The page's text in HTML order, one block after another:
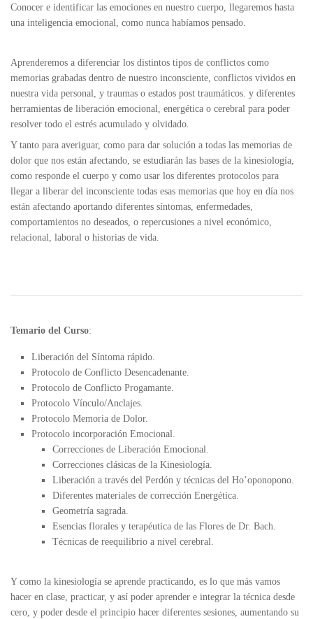
Conocer e identificar las emociones en nuestro cuerpo, llegaremos hasta
una inteligencia emocional, como nunca habíamos pensado.
Aprenderemos a diferenciar los distintos tipos de conflictos como
memorias grabadas dentro de nuestro inconsciente, conflictos vividos en
nuestra vida personal, y traumas o estados post traumáticos. y diferentes
herramientas de liberación emocional, energética o cerebral para poder
resolver todo el estrés acumulado y olvidado.
Y tanto para averiguar, como para dar solución a todas las memorias de
dolor que nos están afectando, se estudiarán las bases de la kinesiología,
como responde el cuerpo y como usar los diferentes protocolos para
llegar a liberar del inconsciente todas esas memorias que hoy en día nos
están afectando aportando diferentes síntomas, enfermedades,
comportamientos no deseados, o repercusiones a nivel económico,
relacional, laboral o historias de vida.
Temario del Curso:
Liberación del Síntoma rápido.
Protocolo de Conflicto Desencadenante.
Protocolo de Conflicto Progamante.
Protocolo Vínculo/Anclajes.
Protocolo Memoria de Dolor.
Protocolo incorporación Emocional.
Correcciones de Liberación Emocional.
Correcciones clásicas de la Kinesiología.
Liberación a través del Perdón y técnicas del Ho’oponopono.
Diferentes materiales de corrección Energética.
Geometría sagrada.
Esencias florales y terapéutica de las Flores de Dr. Bach.
Técnicas de reequilibrio a nivel cerebral.
Y como la kinesiología se aprende practicando, es lo que más vamos
hacer en clase, practicar, y así poder aprender e integrar la técnica desde
cero, y poder desde el principio hacer diferentes sesiones, aumentando su